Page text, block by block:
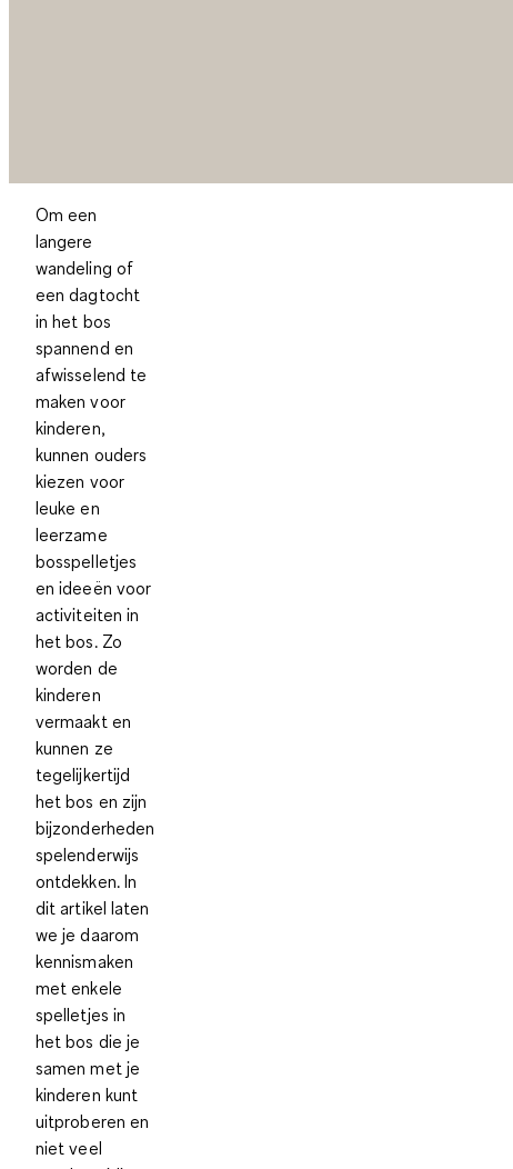
Om een
langere
wandeling of
een dagtocht
in het bos
spannend en
afwisselend te
maken voor
kinderen,
kunnen ouders
kiezen voor
leuke en
leerzame
bosspelletjes
en ideeën voor
activiteiten in
het bos. Zo
worden de
kinderen
vermaakt en
kunnen ze
tegelijkertijd
het bos en zijn
bijzonderheden
spelenderwijs
ontdekken. In
dit artikel laten
we je daarom
kennismaken
met enkele
spelletjes in
het bos die je
samen met je
kinderen kunt
uitproberen en
niet veel